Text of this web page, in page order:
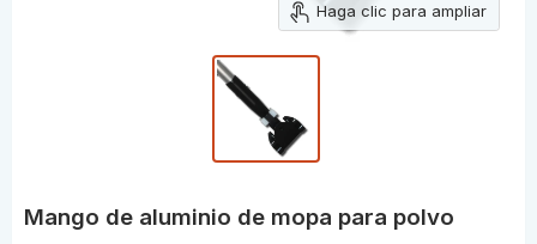
Haga clic para ampliar
Mango de aluminio de mopa para polvo